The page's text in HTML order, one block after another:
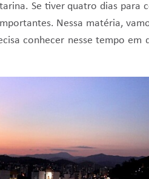
Se tiver quatro dias para
Nessa matéria,
conhecer nesse tempo em